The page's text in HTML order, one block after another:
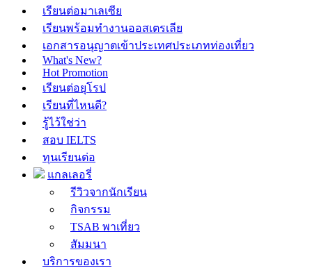
เรียนต่อมาเลเซีย
เรียนพร้อมทำงานออสเตรเลีย
เอกสารอนุญาตเข้าประเทศประเภทท่องเที่ยว
What's New?
Hot Promotion
เรียนต่อยุโรป
เรียนที่ไหนดี?
รู้ไว้ใช่ว่า
สอบ IELTS
ทุนเรียนต่อ
แกลเลอรี่
รีวิวจากนักเรียน
กิจกรรม
TSAB พาเที่ยว
สัมมนา
บริการของเรา